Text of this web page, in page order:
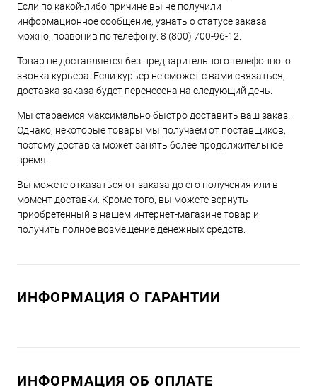
Если по какой-либо причине вы не получили
информационное сообщение, узнать о статусе заказа
можно, позвонив по телефону: 8 (800) 700-96-12.
Товар не доставляется без предварительного телефонного
звонка курьера. Если курьер не сможет с вами связаться,
доставка заказа будет перенесена на следующий день.
Мы стараемся максимально быстро доставить ваш заказ.
Однако, некоторые товары мы получаем от поставщиков,
поэтому доставка может занять более продолжительное
время.
Вы можете отказаться от заказа до его получения или в
момент доставки. Кроме того, вы можете вернуть
приобретенный в нашем интернет-магазине товар и
получить полное возмещение денежных средств.
ИНФОРМАЦИЯ О ГАРАНТИИ
ИНФОРМАЦИЯ ОБ ОПЛАТЕ